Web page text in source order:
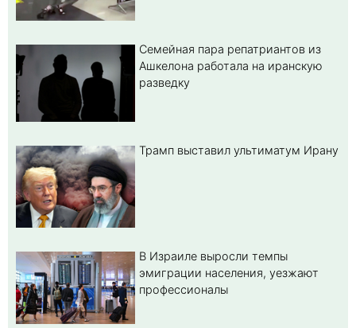
Семейная пара репатриантов из
Ашкелона работала на иранскую
разведку
Трамп выставил ультиматум Ирану
В Израиле выросли темпы
эмиграции населения, уезжают
профессионалы